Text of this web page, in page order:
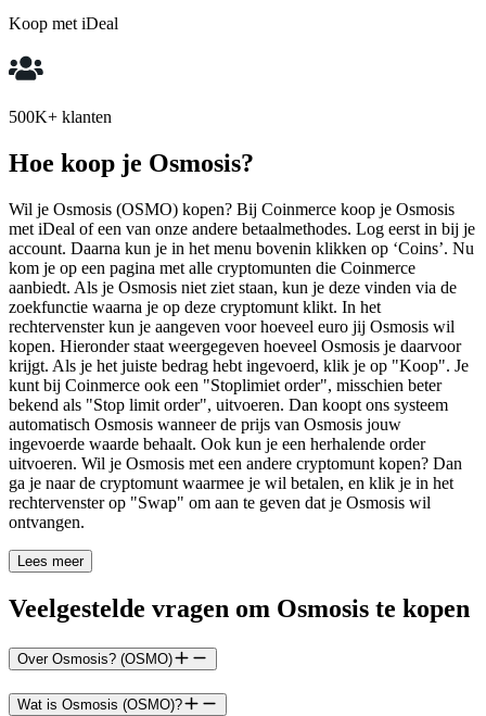
Koop met iDeal
500K+ klanten
Hoe koop je Osmosis?
Wil je Osmosis (OSMO) kopen? Bij Coinmerce koop je Osmosis
met iDeal of een van onze andere betaalmethodes. Log eerst in bij je
account. Daarna kun je in het menu bovenin klikken op ‘Coins’. Nu
kom je op een pagina met alle cryptomunten die Coinmerce
aanbiedt. Als je Osmosis niet ziet staan, kun je deze vinden via de
zoekfunctie waarna je op deze cryptomunt klikt. In het
rechtervenster kun je aangeven voor hoeveel euro jij Osmosis wil
kopen. Hieronder staat weergegeven hoeveel Osmosis je daarvoor
krijgt. Als je het juiste bedrag hebt ingevoerd, klik je op "Koop". Je
kunt bij Coinmerce ook een "Stoplimiet order", misschien beter
bekend als "Stop limit order", uitvoeren. Dan koopt ons systeem
automatisch Osmosis wanneer de prijs van Osmosis jouw
ingevoerde waarde behaalt. Ook kun je een herhalende order
uitvoeren. Wil je Osmosis met een andere cryptomunt kopen? Dan
ga je naar de cryptomunt waarmee je wil betalen, en klik je in het
rechtervenster op "Swap" om aan te geven dat je Osmosis wil
ontvangen.
Lees meer
Veelgestelde vragen om Osmosis te kopen
Over Osmosis? (OSMO)
Wat is Osmosis (OSMO)?